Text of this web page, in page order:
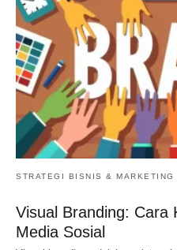
STRATEGI BISNIS & MARKETING
Visual Branding: Cara
Media Sosial